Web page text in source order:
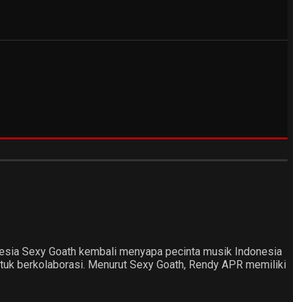
Sexy Goath kembali menyapa pecinta musik Indonesia
berkolaborasi. Menurut Sexy Goath, Rendy APR memiliki